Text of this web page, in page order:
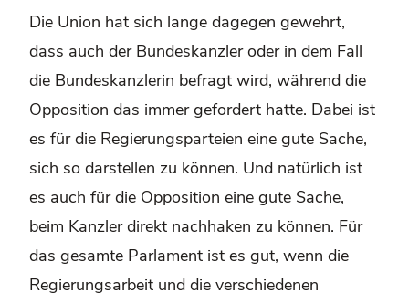
Die Union hat sich lange dagegen gewehrt,
dass auch der Bundeskanzler oder in dem Fall
die Bundeskanzlerin befragt wird, während die
Opposition das immer gefordert hatte. Dabei ist
es für die Regierungsparteien eine gute Sache,
sich so darstellen zu können. Und natürlich ist
es auch für die Opposition eine gute Sache,
beim Kanzler direkt nachhaken zu können. Für
das gesamte Parlament ist es gut, wenn die
Regierungsarbeit und die verschiedenen